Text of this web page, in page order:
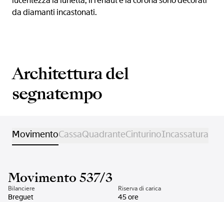
da diamanti incastonati.
Architettura del
segnatempo
MovimentoCassaQuadranteCinturinoIncassatura
Movimento 537/3
Bilanciere
Breguet
Riserva di carica
45 ore